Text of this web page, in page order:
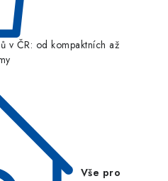
v ČR: od kompaktních až
Vše pro